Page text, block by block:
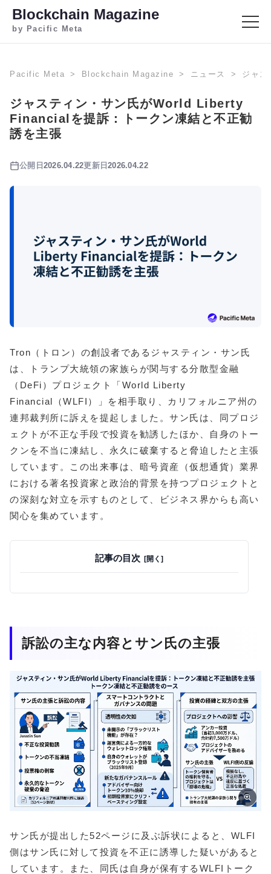
Blockchain Magazine
by Pacific Meta
Pacific Meta Blockchain Magazine ニュース ジャ
ジャスティン・サン氏がWorld Liberty
Financialを提訴：トークン凍結と不正勧
誘を主張
公開日 2026.04.22更新日2026.04.22
Tron（トロン）の創設者であるジャスティン・サン氏
は、トランプ大統領の家族らが関与する分散型金融
（DeFi）プロジェクト「World Liberty
Financial（WLFI）」を相手取り、カリフォルニア州の
連邦裁判所に訴えを提起しました。サン氏は、同プロジ
ェクトが不正な手段で投資を勧誘したほか、自身のトー
クンを不当に凍結し、永久に破棄すると脅迫したと主張
しています。この出来事は、暗号資産（仮想通貨）業界
における著名投資家と政治的背景を持つプロジェクトと
の深刻な対立を示すものとして、ビジネス界からも高い
関心を集めています。
記事の目次
訴訟の主な内容とサン氏の主張
サン氏が提出した52ページに及ぶ訴状によると、WLFI
側はサン氏に対して投資を不正に誘導した疑いがあると
しています。また、同氏は自身が保有するWLFIトーク